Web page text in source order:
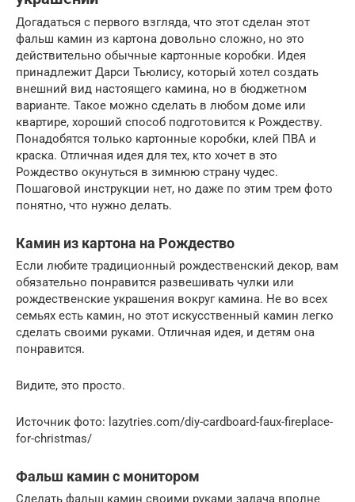
Догадаться с первого взгляда, что этот сделан этот
фальш камин из картона довольно сложно, но это
действительно обычные картонные коробки. Идея
принадлежит Дарси Тьюлису, который хотел создать
внешний вид настоящего камина, но в бюджетном
варианте. Такое можно сделать в любом доме или
квартире, хороший способ подготовится к Рождеству.
Понадобятся только картонные коробки, клей ПВА и
краска. Отличная идея для тех, кто хочет в это
Рождество окунуться в зимнюю страну чудес.
Пошаговой инструкции нет, но даже по этим трем фото
понятно, что нужно делать.
Камин из картона на Рождество
Если любите традиционный рождественский декор, вам
обязательно понравится развешивать чулки или
рождественские украшения вокруг камина. Не во всех
семьях есть камин, но этот искусственный камин легко
сделать своими руками. Отличная идея, и детям она
понравится.
Видите, это просто.
Источник фото: lazytries.com/diy-cardboard-faux-fireplace-
for-christmas/
Фальш камин с монитором
Сделать фальш камин своими руками задача вполне